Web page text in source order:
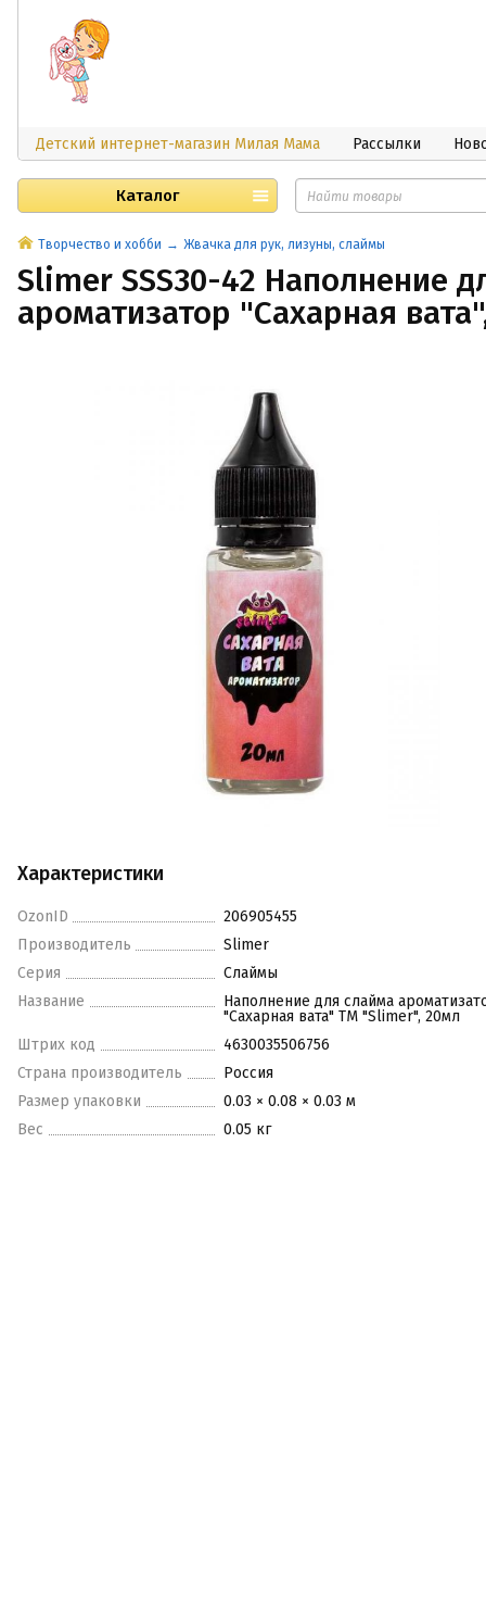
Детский интернет-магазин Милая Мама Рассылки
Каталог
Творчество и хобби Жвачка для рук, лизуны, слаймы
Slimer SSS30-42 Наполнение
ароматизатор "Сахарная
Характеристики
OzonID
206905455
Производитель
Slimer
Серия
Слаймы
Название
Наполнение для слайма
"Сахарная вата" ТМ "Slimer", 20мл
Штрих код
4630035506756
Страна производитель
Россия
Размер упаковки
0.03 × 0.08 × 0.03 м
Вес
0.05 кг